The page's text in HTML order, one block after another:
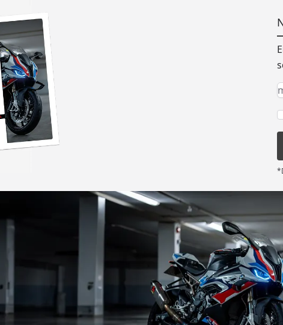
Bestellvorgang war unkompliziert
und der Versand ging flott – am
26.07. bestellt und am 31.07.
geliefert. Die Abdeckplane
entspricht genau der
Beschreibung und schützt